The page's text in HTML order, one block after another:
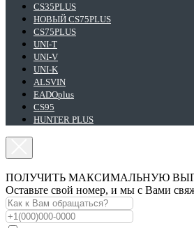
CS35PLUS
НОВЫЙ CS75PLUS
CS75PLUS
UNI-T
UNI-V
UNI-K
ALSVIN
EADOplus
CS95
HUNTER PLUS
ПОЛУЧИТЬ МАКСИМАЛЬНУЮ
Оставьте свой номер, и мы с Вами